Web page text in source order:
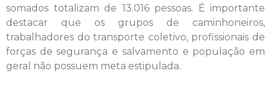
somados totalizam de 13.016 pessoas. É importante
destacar que os grupos de caminhoneiros,
trabalhadores do transporte coletivo, profissionais de
forças de segurança e salvamento e população em
geral não possuem meta estipulada.